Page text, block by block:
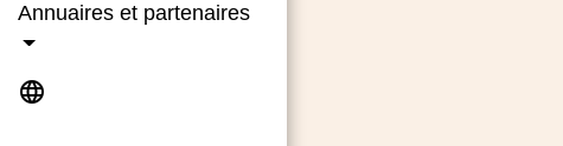
Annuaires et partenaires
language